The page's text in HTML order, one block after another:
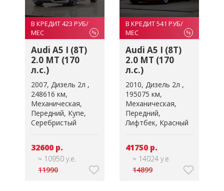
В КРЕДИТ 423 РУБ/
МЕС
%
Audi A5 I (8T)
2.0 MT (170
л.с.)
2007 Дизель 2л
248616 км
Механическая
Передний Купе
Серебристый
32600 р.
≈ 10950 у.е.
11990
В КРЕДИТ 541 РУБ/
МЕС
%
Audi A5 I (8T)
2.0 MT (170
л.с.)
2010 Дизель 2л
195075 км
Механическая
Передний
Лифтбек Красный
41750 р.
≈ 14024 у.е.
14899